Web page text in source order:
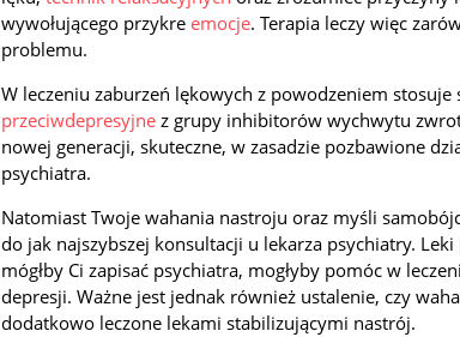
wywołującego przykre emocje. Terapia leczy więc
problemu.
W leczeniu zaburzeń lękowych z powodzeniem stosuje
przeciwdepresyjne z grupy inhibitorów wychwytu
nowej generacji, skuteczne, w zasadzie pozbawione
psychiatra.
Natomiast Twoje wahania nastroju oraz myśli
do jak najszybszej konsultacji u lekarza psychiatry.
mógłby Ci zapisać psychiatra, mogłyby pomóc w
depresji. Ważne jest jednak również ustalenie, czy
dodatkowo leczone lekami stabilizującymi nastrój.